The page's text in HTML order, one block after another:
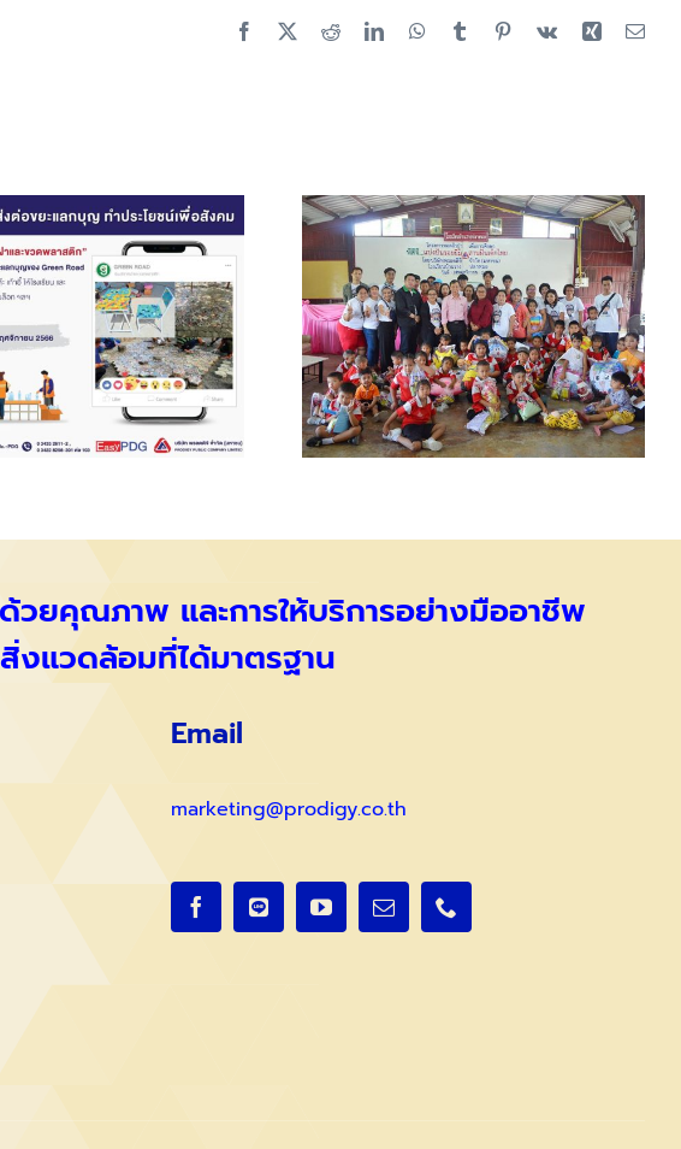
Facebook RedditLinkedInWhatsApp
Tumblr Pinterest
Vk Xing
วยคุณภาพ และการให้บริการอย่างมืออาชีพ
งแวดล้อมที่ได้มาตรฐาน
Email
marketing@prodigy.co.th